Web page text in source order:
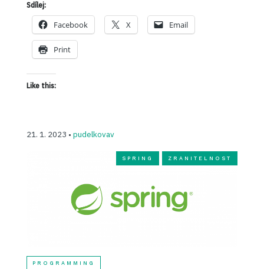
Sdílej:
Facebook X Email
Print
Like this:
21. 1. 2023 • pudelkovav
SPRING ZRANITELNOST
PROGRAMMING